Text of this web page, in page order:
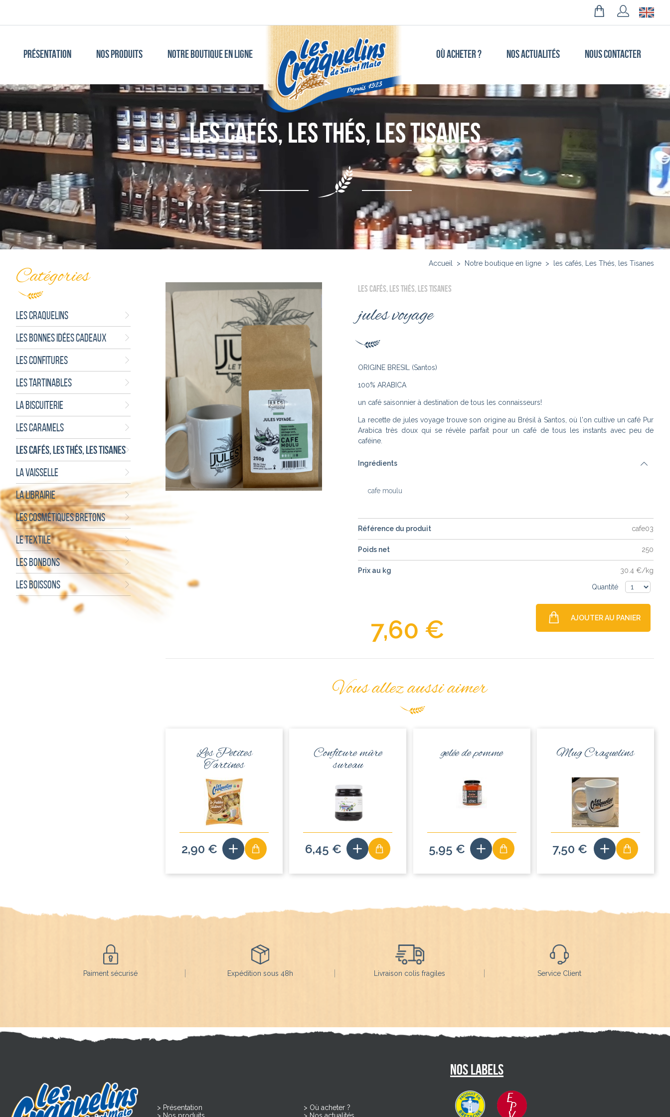
PRÉSENTATION NOS PRODUITS NOTRE BOUTIQUE EN LIGNE OÙ ACHETER ? NOS ACTUALITÉS NOUS CONTACTER
les cafés, Les Thés, les Tisanes
Catégories
LES CRAQUELINS
LES BONNES IDÉES CADEAUX
LES CONFITURES
LES TARTINABLES
LA BISCUITERIE
LES CARAMELS
LES CAFÉS, LES THÉS, LES TISANES
LA VAISSELLE
LA LIBRAIRIE
LES COSMÉTIQUES BRETONS
LE TEXTILE
LES BONBONS
LES BOISSONS
Accueil > Notre boutique en ligne > les cafés, Les Thés, les Tisanes
LES CAFÉS, LES THÉS, LES TISANES
jules voyage
ORIGINE BRESIL (Santos)
100% ARABICA
un café saisonnier à destination de tous les connaisseurs!
La recette de jules voyage trouve son origine au Brésil à Santos, où l'on cultive un café Pur
Arabica très doux qui se révèle parfait pour un café de tous les instants avec peu de
caféine.
Ingrédients
cafe moulu
Référence du produit cafe03
Poids net 250
Prix au kg 30.4 €/kg
7,60 €
Quantité
AJOUTER AU PANIER
Vous allez aussi aimer
Les Petites
Tartines
2,90 €
Confiture mûre
sureau
6,45 €
gelée de pomme
5,95 €
Mug Craquelins
7,50 €
Paiment sécurisé Expédition sous 48h Livraison colis fragiles Service Client
Présentation
Où acheter ?
Nos labels